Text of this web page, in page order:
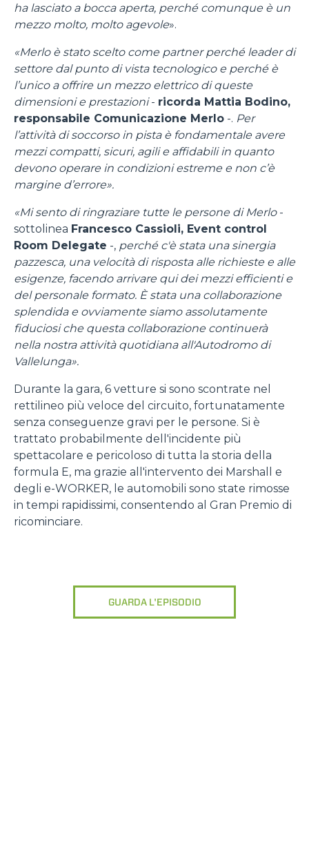
ha lasciato a bocca aperta, perché comunque è un
mezzo molto, molto agevole».
«Merlo è stato scelto come partner perché leader di
settore dal punto di vista tecnologico e perché è
l’unico a offrire un mezzo elettrico di queste
dimensioni e prestazioni- ricorda Mattia Bodino,
responsabile Comunicazione Merlo -. Per
l’attività di soccorso in pista è fondamentale avere
mezzi compatti, sicuri, agili e affidabili in quanto
devono operare in condizioni estreme e non c’è
margine d’errore».
«Mi sento di ringraziare tutte le persone di Merlo-
sottolinea Francesco Cassioli, Event control
Room Delegate -, perché c'è stata una sinergia
pazzesca, una velocità di risposta alle richieste e alle
esigenze, facendo arrivare qui dei mezzi efficienti e
del personale formato. È stata una collaborazione
splendida e ovviamente siamo assolutamente
fiduciosi che questa collaborazione continuerà
nella nostra attività quotidiana all'Autodromo di
Vallelunga».
Durante la gara, 6 vetture si sono scontrate nel
rettilineo più veloce del circuito, fortunatamente
senza conseguenze gravi per le persone. Si è
trattato probabilmente dell'incidente più
spettacolare e pericoloso di tutta la storia della
formula E, ma grazie all'intervento dei Marshall e
degli e-WORKER, le automobili sono state rimosse
in tempi rapidissimi, consentendo al Gran Premio di
ricominciare.
GUARDA L'EPISODIO